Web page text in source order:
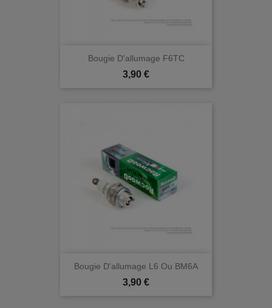
Bougie D'allumage F6TC
Prix
3,90 €
Bougie D'allumage L6 Ou BM6A
Prix
3,90 €